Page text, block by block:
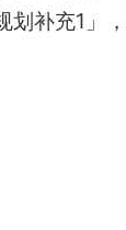
补充1」，